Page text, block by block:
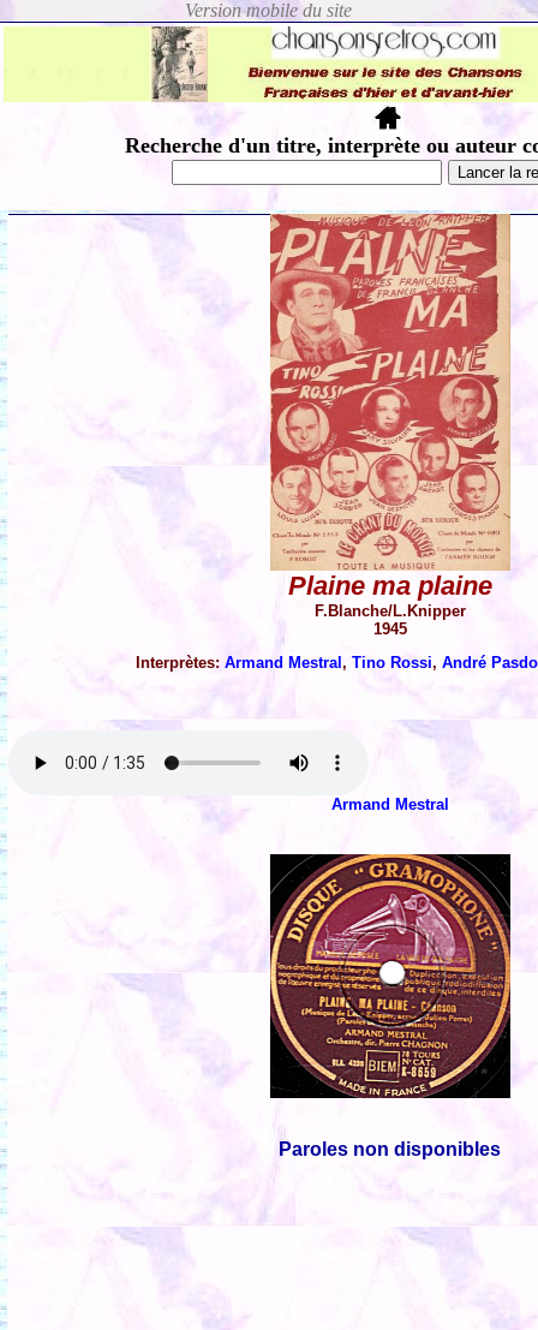
Recherche d'un titre, interprète ou auteur
Plaine ma plaine
F.Blanche/L.Knipper
1945
Interprètes:Armand Mestral,Tino Rossi,André
Armand Mestral
Paroles non disponibles